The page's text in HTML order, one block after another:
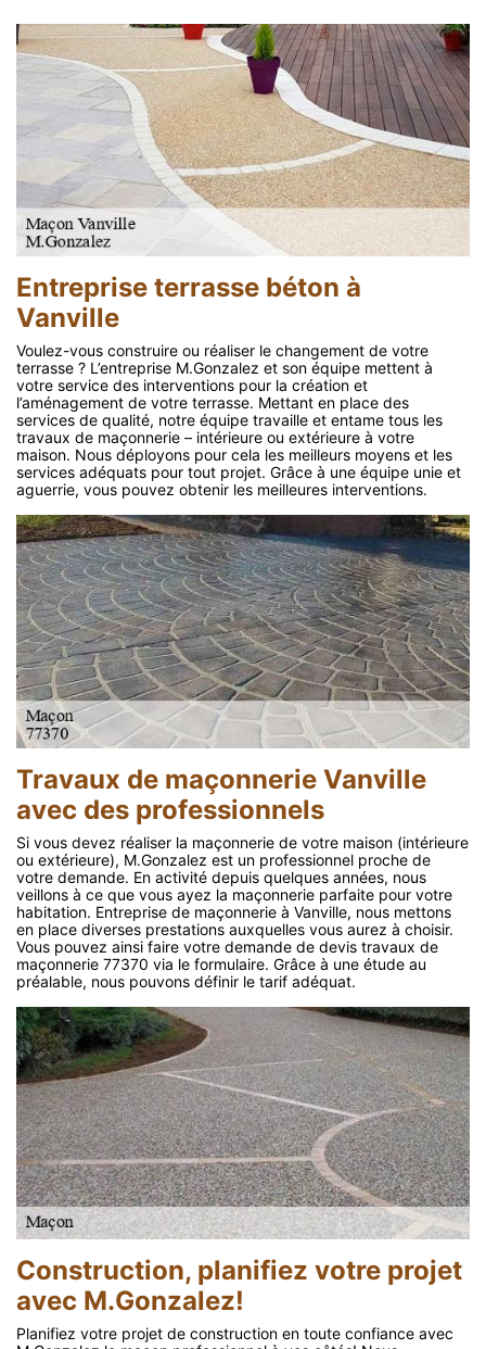
Entreprise terrasse béton à
Vanville
Voulez-vous construire ou réaliser le changement de votre
terrasse ? L’entreprise M.Gonzalez et son équipe mettent à
votre service des interventions pour la création et
l’aménagement de votre terrasse. Mettant en place des
services de qualité, notre équipe travaille et entame tous les
travaux de maçonnerie – intérieure ou extérieure à votre
maison. Nous déployons pour cela les meilleurs moyens et les
services adéquats pour tout projet. Grâce à une équipe unie et
aguerrie, vous pouvez obtenir les meilleures interventions.
Travaux de maçonnerie Vanville
avec des professionnels
Si vous devez réaliser la maçonnerie de votre maison (intérieure
ou extérieure), M.Gonzalez est un professionnel proche de
votre demande. En activité depuis quelques années, nous
veillons à ce que vous ayez la maçonnerie parfaite pour votre
habitation. Entreprise de maçonnerie à Vanville, nous mettons
en place diverses prestations auxquelles vous aurez à choisir.
Vous pouvez ainsi faire votre demande de devis travaux de
maçonnerie 77370 via le formulaire. Grâce à une étude au
préalable, nous pouvons définir le tarif adéquat.
Construction, planifiez votre projet
avec M.Gonzalez!
Planifiez votre projet de construction en toute confiance avec